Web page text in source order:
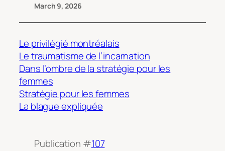
March 9, 2026
Le privilégié montréalais
Le traumatisme de l’incarnation
Dans l’ombre de la stratégie pour les
femmes
Stratégie pour les femmes
La blague expliquée
Publication #107